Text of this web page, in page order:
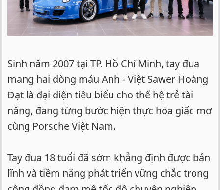
Sinh năm 2007 tại TP. Hồ Chí Minh, tay đua
mang hai dòng máu Anh - Việt Sawer Hoàng
Đạt là đại diện tiêu biểu cho thế hệ trẻ tài
năng, đang từng bước hiện thực hóa giấc mơ
cùng Porsche Việt Nam.
Tay đua 18 tuổi đã sớm khẳng định được bản
lĩnh và tiềm năng phát triển vững chắc trong